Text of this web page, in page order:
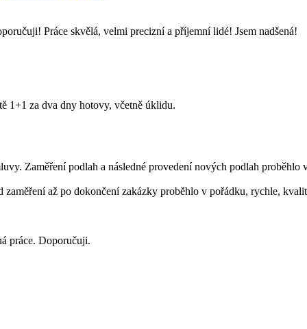
Práce skvělá, velmi precizní a příjemní lidé! Jsem nadšená!
1+1 za dva dny hotovy, včetně úklidu.
Zaměření podlah a následné provedení nových podlah proběhlo
až po dokončení zakázky proběhlo v pořádku, rychle,
práce. Doporučuji.